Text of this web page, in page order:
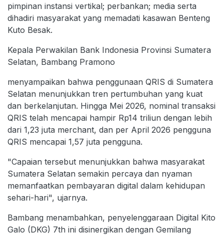
pimpinan instansi vertikal; perbankan; media serta
dihadiri masyarakat yang memadati kasawan Benteng
Kuto Besak.
Kepala Perwakilan Bank Indonesia Provinsi Sumatera
Selatan, Bambang Pramono
menyampaikan bahwa penggunaan QRIS di Sumatera
Selatan menunjukkan tren pertumbuhan yang kuat
dan berkelanjutan. Hingga Mei 2026, nominal transaksi
QRIS telah mencapai hampir Rp14 triliun dengan lebih
dari 1,23 juta merchant, dan per April 2026 pengguna
QRIS mencapai 1,57 juta pengguna.
"Capaian tersebut menunjukkan bahwa masyarakat
Sumatera Selatan semakin percaya dan nyaman
memanfaatkan pembayaran digital dalam kehidupan
sehari-hari", ujarnya.
Bambang menambahkan, penyelenggaraan Digital Kito
Galo (DKG) 7th ini disinergikan dengan Gemilang